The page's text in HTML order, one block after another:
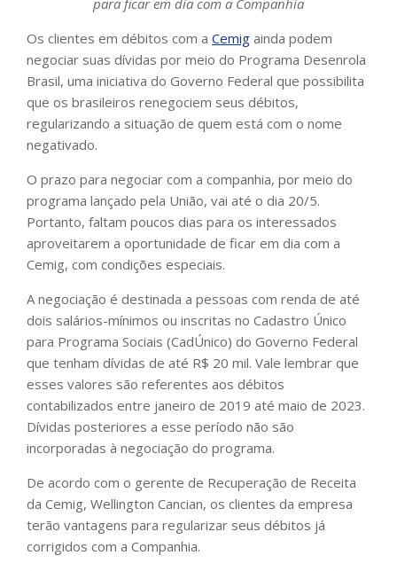
para ficar em dia com a Companhia
Os clientes em débitos com a Cemig ainda podem
negociar suas dívidas por meio do Programa Desenrola
Brasil, uma iniciativa do Governo Federal que possibilita
que os brasileiros renegociem seus débitos,
regularizando a situação de quem está com o nome
negativado.
O prazo para negociar com a companhia, por meio do
programa lançado pela União, vai até o dia 20/5.
Portanto, faltam poucos dias para os interessados
aproveitarem a oportunidade de ficar em dia com a
Cemig, com condições especiais.
A negociação é destinada a pessoas com renda de até
dois salários-mínimos ou inscritas no Cadastro Único
para Programa Sociais (CadÚnico) do Governo Federal
que tenham dívidas de até R$ 20 mil. Vale lembrar que
esses valores são referentes aos débitos
contabilizados entre janeiro de 2019 até maio de 2023.
Dívidas posteriores a esse período não são
incorporadas à negociação do programa.
De acordo com o gerente de Recuperação de Receita
da Cemig, Wellington Cancian, os clientes da empresa
terão vantagens para regularizar seus débitos já
corrigidos com a Companhia.